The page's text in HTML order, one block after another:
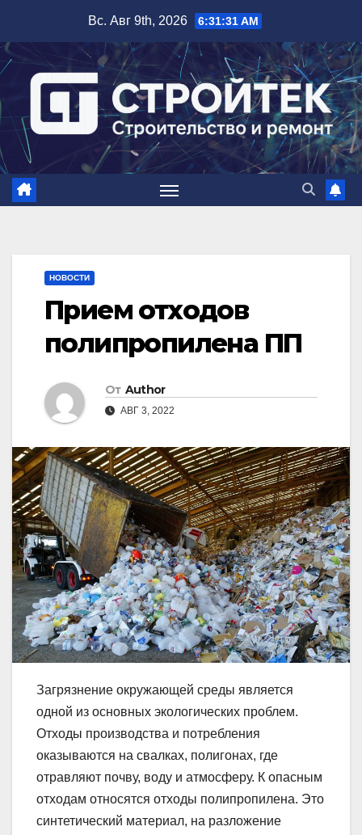
содержимому
Вс. Авг 9th, 2026 6:31:33 AM
НОВОСТИ
Прием отходов
полипропилена ПП
От Author
АВГ 3, 2022
Загрязнение окружающей среды является
одной из основных экологических проблем.
Отходы производства и потребления
оказываются на свалках, полигонах, где
отравляют почву, воду и атмосферу. К опасным
отходам относятся отходы полипропилена. Это
синтетический материал, на разложение